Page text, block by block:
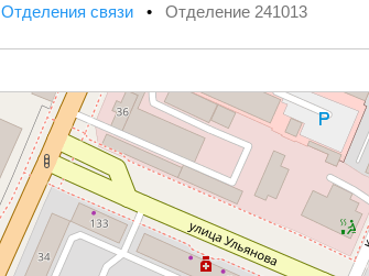
Отделения связи • Отделение 241013